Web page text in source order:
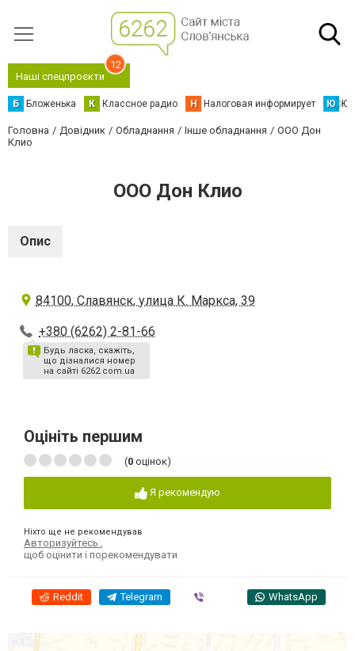
Наші спецпроєкти
12
Б Бложенька К Классное радио Н Налоговая информирует Ю
Головна Довідник Обладнання Інше обладнання
ООО Дон
Клио
ООО Дон Клио
Опис
84100, Славянск, улица К. Маркса, 39
+380 (6262) 2-81-66
Будь ласка, скажіть,
що дізналися номер
на сайті 6262.com.ua
Оцініть першим
(0 оцінок)
Я рекомендую
Ніхто ще не рекомендував
Авторизуйтесь
щоб оцінити і порекомендувати
Reddit Telegram WhatsApp